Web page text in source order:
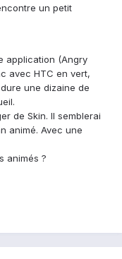
un petit
application (Angry
avec HTC en vert,
une dizaine de
de Skin. Il semblerai
animé. Avec une
animés ?